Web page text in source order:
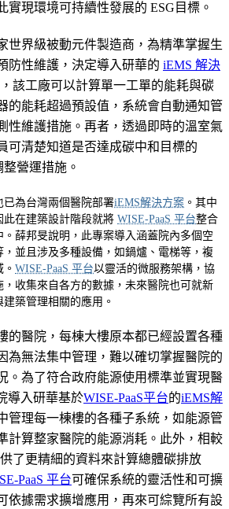
實現環境可持續性發展的 ESG目標。
世界級被動元件製造商，為精準掌握生
防性維護，決定導入研華的 iEMS 解決
該工廠可以計算單一工單的能耗與碳
的能耗超過預設值，系統會自動通知管
性維護措施。再者，透過即時的溫室氣
可清楚知道是否達成碳中和目標的
營運措施。
為台灣兩個醫院部署iEMS解決方案 。其中
在建築設計階段就將 WISE-PaaS 平台整合
薛邦旻說明，此專案導入涵蓋院內多個空
，並且涉及多種設備，如鍋爐、電梯等，複
WISE-PaaS 平台以靈活的微服務架構，協
收集來自各方的數據，未來醫院也可就新
築管理相關的應用。
的醫院，每棟大樓原本都已經設置各種
為無法集中管理，難以確切掌握醫院的
。為了符合政府能源使用標準並實現醫
導入研華基於WISE-PaaS平台的iEMS解
管理每一棟樓的各種子系統，如能源管
計算整家醫院的能源消耗。此外，相較
了更精細的資料來計算總體碳排放
PaaS 平台可確保系統的靈活性和可擴
依據需求擴增應用，再來可綜覽所有設